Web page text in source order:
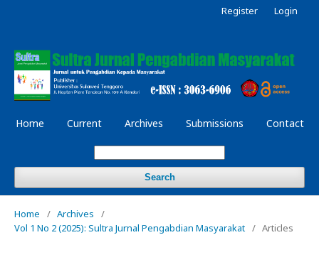
Home Current Archives Submissions Contact
Search
Register Login
Home / Archives
/
Vol 1 No 2 (2025): Sultra Jurnal Pengabdian Masyarakat / Articles